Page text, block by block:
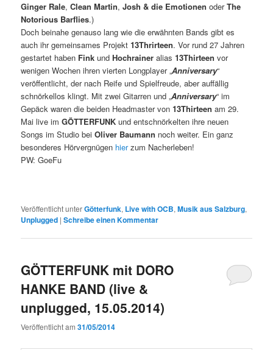
Ginger Rale, Clean Martin, Josh & die Emotionen oderThe
Notorious Barflies.)
Doch beinahe genauso lang wie die erwähnten Bands gibt es
auch ihr gemeinsames Projekt13Thrirteen. Vor rund 27 Jahren
gestartet haben Fink undHochrainer alias13Thirteen vor
wenigen Wochen ihren vierten Longplayer „Anniversary“
veröffentlicht, der nach Reife und Spielfreude, aber auffällig
schnörkellos klingt. Mit zwei Gitarren und „Anniversary“ im
Gepäck waren die beiden Headmaster von13Thirteen am 29.
Mai live imGÖTTERFUNK und entschnörkelten ihre neuen
Songs im Studio beiOliver Baumann noch weiter. Ein ganz
besonderes Hörvergnügen hierzum Nacherleben!
PW: GoeFu
Veröffentlicht unterGötterfunk, Live with OCB,Musik aus Salzburg,
Unplugged |Schreibe einen Kommentar
GÖTTERFUNK mit DORO
HANKE BAND (live &
unplugged, 15.05.2014)
Veröffentlicht am31/05/2014